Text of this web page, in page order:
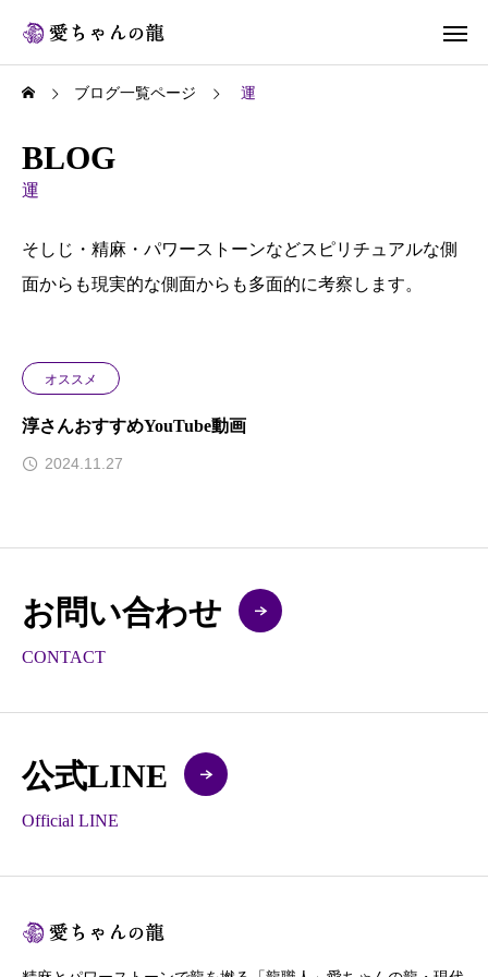
ブログ一覧ページ 運
BLOG
運
そしじ・精麻・パワーストーンなどスピリチュアルな側
面からも現実的な側面からも多面的に考察します。
オススメ
淳さんおすすめYouTube動画
2024.11.27
お問い合わせ
CONTACT
公式LINE
Official LINE